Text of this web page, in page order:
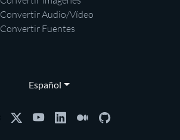
Convertir Audio/Vídeo
Convertir Fuentes
Español